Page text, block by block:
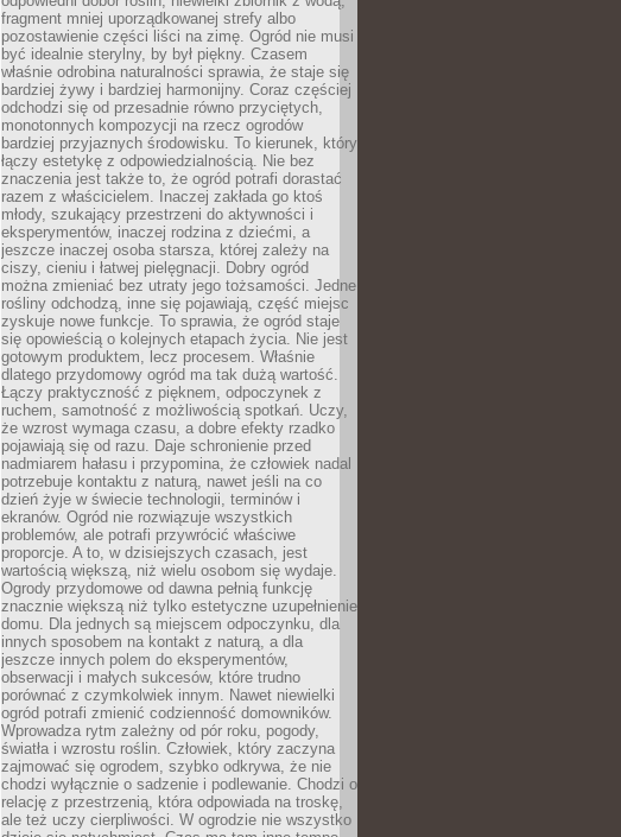
fragment mniej uporządkowanej strefy albo
pozostawienie części liści na zimę. Ogród nie musi
być idealnie sterylny, by był piękny. Czasem
właśnie odrobina naturalności sprawia, że staje się
bardziej żywy i bardziej harmonijny. Coraz częściej
odchodzi się od przesadnie równo przyciętych,
monotonnych kompozycji na rzecz ogrodów
bardziej przyjaznych środowisku. To kierunek, który
łączy estetykę z odpowiedzialnością. Nie bez
znaczenia jest także to, że ogród potrafi dorastać
razem z właścicielem. Inaczej zakłada go ktoś
młody, szukający przestrzeni do aktywności i
eksperymentów, inaczej rodzina z dziećmi, a
jeszcze inaczej osoba starsza, której zależy na
ciszy, cieniu i łatwej pielęgnacji. Dobry ogród
można zmieniać bez utraty jego tożsamości. Jedne
rośliny odchodzą, inne się pojawiają, część miejsc
zyskuje nowe funkcje. To sprawia, że ogród staje
się opowieścią o kolejnych etapach życia. Nie jest
gotowym produktem, lecz procesem. Właśnie
dlatego przydomowy ogród ma tak dużą wartość.
Łączy praktyczność z pięknem, odpoczynek z
ruchem, samotność z możliwością spotkań. Uczy,
że wzrost wymaga czasu, a dobre efekty rzadko
pojawiają się od razu. Daje schronienie przed
nadmiarem hałasu i przypomina, że człowiek nadal
potrzebuje kontaktu z naturą, nawet jeśli na co
dzień żyje w świecie technologii, terminów i
ekranów. Ogród nie rozwiązuje wszystkich
problemów, ale potrafi przywrócić właściwe
proporcje. A to, w dzisiejszych czasach, jest
wartością większą, niż wielu osobom się wydaje.
Ogrody przydomowe od dawna pełnią funkcję
znacznie większą niż tylko estetyczne uzupełnienie
domu. Dla jednych są miejscem odpoczynku, dla
innych sposobem na kontakt z naturą, a dla
jeszcze innych polem do eksperymentów,
obserwacji i małych sukcesów, które trudno
porównać z czymkolwiek innym. Nawet niewielki
ogród potrafi zmienić codzienność domowników.
Wprowadza rytm zależny od pór roku, pogody,
światła i wzrostu roślin. Człowiek, który zaczyna
zajmować się ogrodem, szybko odkrywa, że nie
chodzi wyłącznie o sadzenie i podlewanie. Chodzi o
relację z przestrzenią, która odpowiada na troskę,
ale też uczy cierpliwości. W ogrodzie nie wszystko